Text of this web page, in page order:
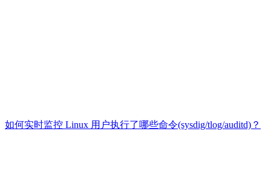
如何实时监控 Linux 用户执行了哪些命令(sysdig/tlog/auditd)？